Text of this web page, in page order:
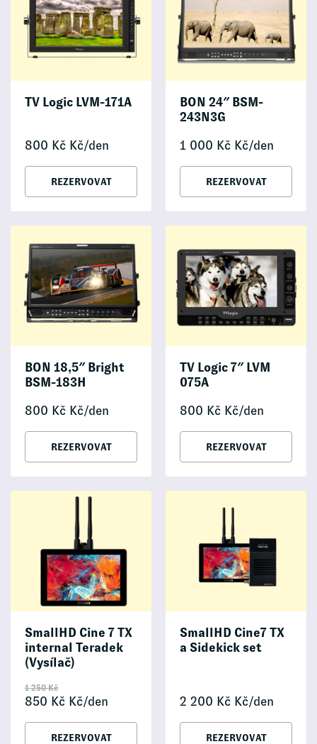
TV Logic LVM-171A
800 Kč Kč/den
REZERVOVAT
BON 24″ BSM-
243N3G
1 000 Kč Kč/den
REZERVOVAT
BON 18,5″ Bright
BSM-183H
800 Kč Kč/den
REZERVOVAT
TV Logic 7″ LVM
075A
800 Kč Kč/den
REZERVOVAT
SmallHD Cine 7 TX
internal Teradek
(Vysílač)
1 250 Kč
850 Kč Kč/den
REZERVOVAT
SmallHD Cine7 TX
a Sidekick set
2 200 Kč Kč/den
REZERVOVAT